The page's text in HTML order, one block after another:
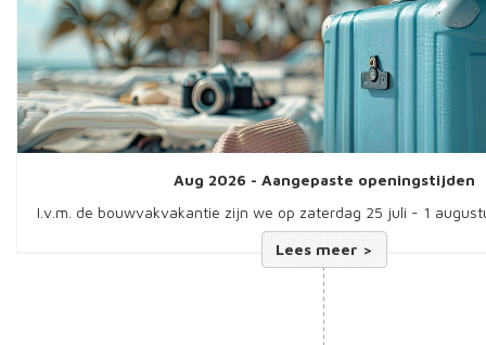
Aug 2026 - Aangepaste openingstijden
I.v.m. de bouwvakvakantie zijn we op zaterdag 25 juli - 1
Lees meer >